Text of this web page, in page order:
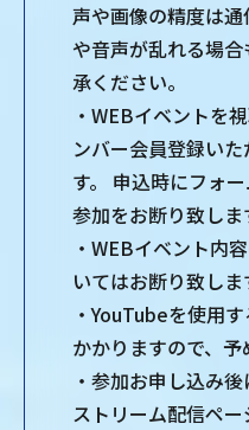
声や画像の精度は
や⾳声が乱れる場
承ください。
・WEBイベントを
ンバー会員登録い
す。 申込時にフォ
参加をお断り致しま
・WEBイベント内
いてはお断り致しま
・YouTubeを使⽤
かかりますので、予
・参加お申し込み
ストリーム配信ペ